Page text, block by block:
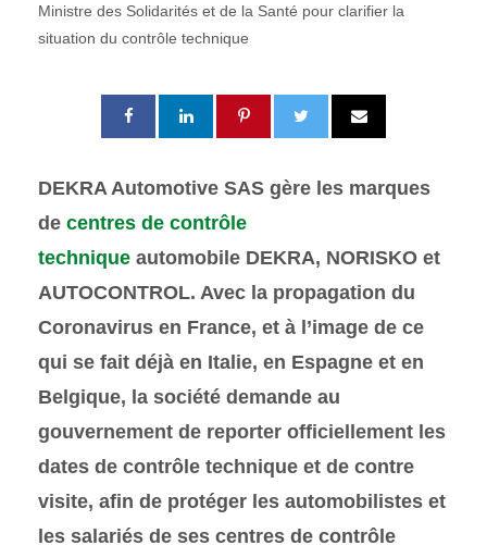
Ministre des Solidarités et de la Santé pour clarifier la
situation du contrôle technique
DEKRA Automotive SAS gère les marques
de centres de contrôle
technique automobile DEKRA, NORISKO et
AUTOCONTROL. Avec la propagation du
Coronavirus en France, et à l’image de ce
qui se fait déjà en Italie, en Espagne et en
Belgique, la société demande au
gouvernement de reporter officiellement les
dates de contrôle technique et de contre
visite, afin de protéger les automobilistes et
les salariés de ses centres de contrôle